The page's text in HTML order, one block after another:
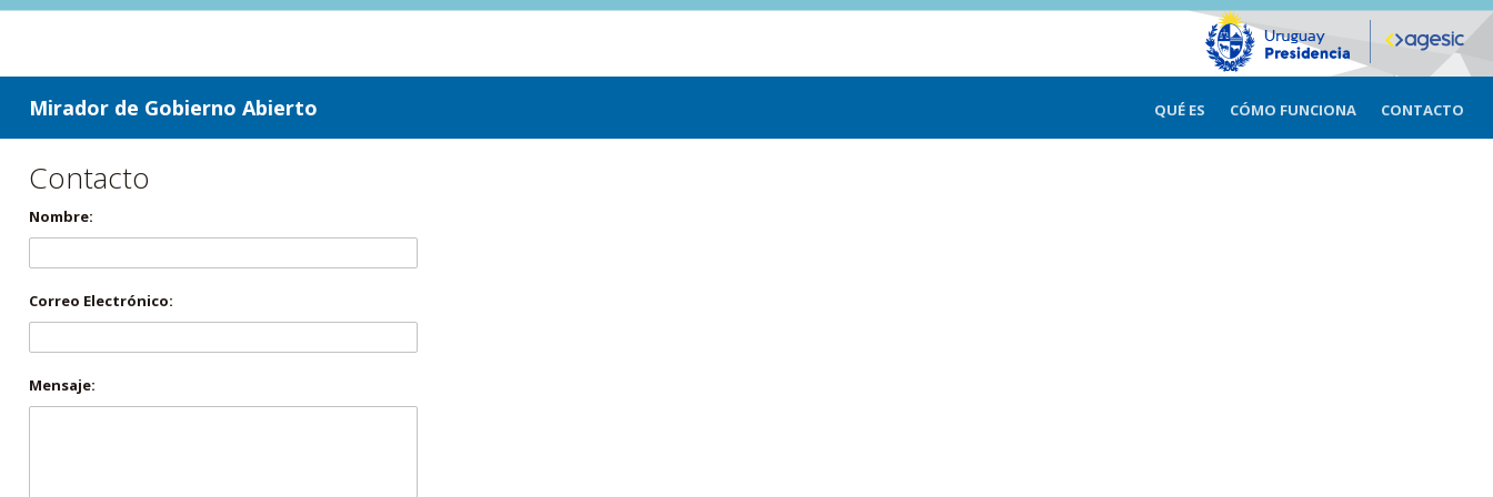
ir a contenido
ir al menú
Mirador de Gobierno Abierto QUÉ ES CÓMO FUNCIONA CONTACTO
Contacto
Nombre:
Correo Electrónico:
Mensaje: